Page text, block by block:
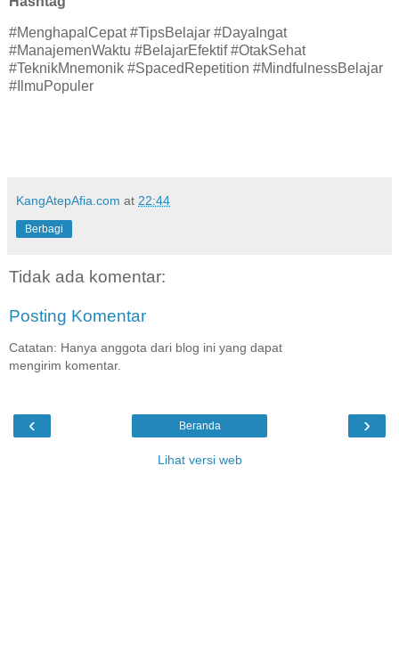
#MenghapalCepat #TipsBelajar #DayaIngat
#ManajemenWaktu #BelajarEfektif #OtakSehat
#TeknikMnemonik #SpacedRepetition #MindfulnessBelajar
#IlmuPopuler
KangAtepAfia.com at 22:44
Berbagi
Tidak ada komentar:
Posting Komentar
Catatan: Hanya anggota dari blog ini yang dapat
mengirim komentar.
‹ ›
Beranda
Lihat versi web